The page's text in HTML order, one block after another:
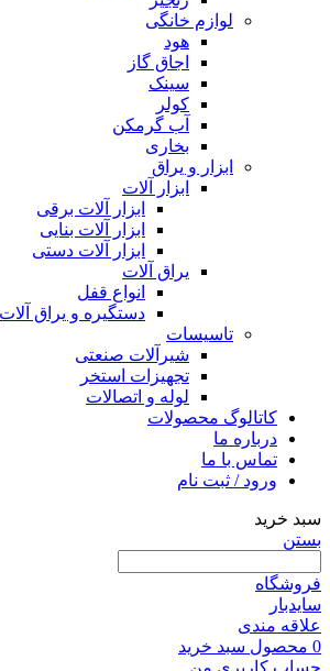
لوازم خانگی
هود
اجاق گاز
سینک
کولر
آب گرمکن
بخاری
ابزار و یراق
ابزار آلات
ابزار آلات برقی
ابزار آلات بنایی
ابزار آلات دستی
یراق آلات
انواع قفل
دستگیره و یراق آلات
تاسیسات
شیرآلات صنعتی
تجهیزات استخر
لوله و اتصالات
کاتالوگ محصولات
درباره ما
تماس با ما
ورود / ثبت نام
سبد خرید
بستن
فروشگاه
سایدبار
علاقه مندی
0 محصول سبد خرید